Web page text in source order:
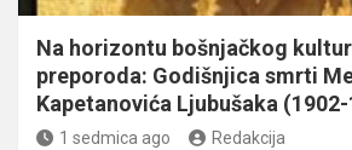
Na horizontu bošnjačkog
preporoda: Godišnjica smrti
Kapetanovića Ljubušaka
1 sedmica ago Redakcija